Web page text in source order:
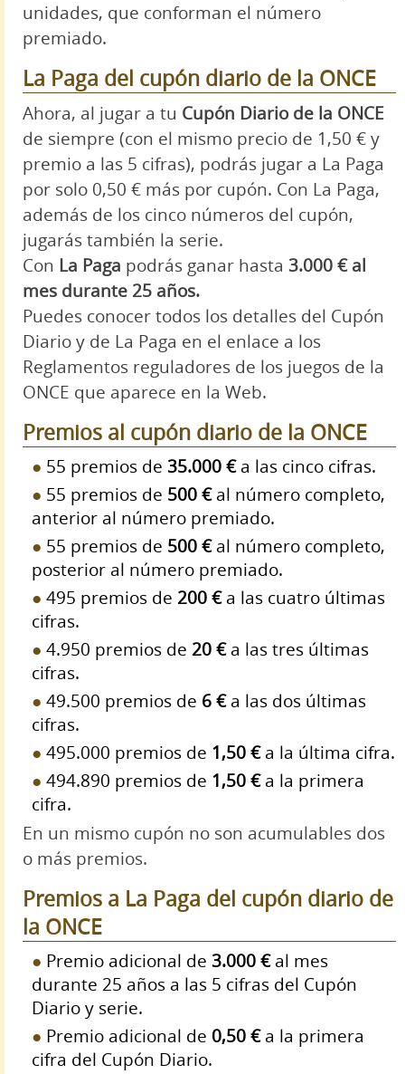
unidades, que conforman el número
premiado.
La Paga del cupón diario de la ONCE
Ahora, al jugar a tu Cupón Diario de la ONCE
de siempre (con el mismo precio de 1,50 € y
premio a las 5 cifras), podrás jugar a La Paga
por solo 0,50 € más por cupón. Con La Paga,
además de los cinco números del cupón,
jugarás también la serie.
Con La Paga podrás ganar hasta 3.000 € al
mes durante 25 años.
Puedes conocer todos los detalles del Cupón
Diario y de La Paga en el enlace a los
Reglamentos reguladores de los juegos de la
ONCE que aparece en la Web.
Premios al cupón diario de la ONCE
55 premios de 35.000 €a las cinco cifras.
55 premios de 500 €al número completo,
anterior al número premiado.
55 premios de 500 €al número completo,
posterior al número premiado.
495 premios de 200 €a las cuatro últimas
cifras.
4.950 premios de 20 €a las tres últimas
cifras.
49.500 premios de 6 €a las dos últimas
cifras.
495.000 premios de 1,50 €a la última cifra.
494.890 premios de 1,50 €a la primera
cifra.
En un mismo cupón no son acumulables dos
o más premios.
Premios a La Paga del cupón diario de
la ONCE
Premio adicional de 3.000 €al mes
durante 25 años a las 5 cifras del Cupón
Diario y serie.
Premio adicional de 0,50 €a la primera
cifra del Cupón Diario.